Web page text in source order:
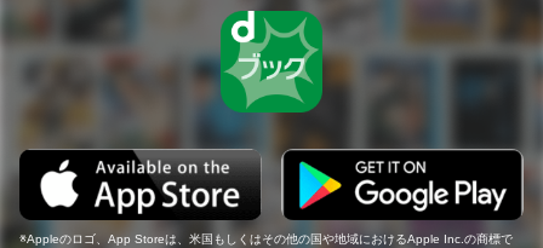
Appleのロゴ、App Storeは、米国もしくはその他の国や地域におけるApple Inc.の商標で